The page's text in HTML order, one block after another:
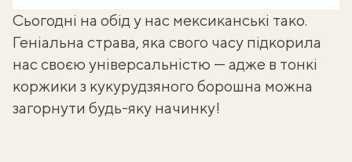
Сьогодні на обід у нас мексиканські тако.
Геніальна страва, яка свого часу підкорила
нас своєю універсальністю — адже в тонкі
коржики з кукурудзяного борошна можна
загорнути будь-яку начинку!